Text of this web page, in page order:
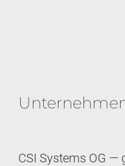
CSI Systems OG —